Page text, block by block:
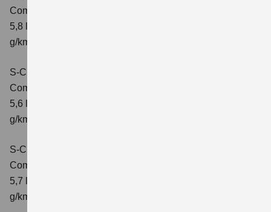
Comfort
5,8 l/100 km; kombinierter Wert der CO2-Emission: 132
g/km; CO2-Klasse: D
S-Cross 1.4 BOOSTERJET HYBRID ALLGRIP
Comfort
5,6 l/100 km; kombinierter Wert der CO2-Emission: 131
g/km; CO2-Klasse: D
S-Cross 1.4 BOOSTERJET HYBRID ALLGRIP
Comfort+
5,7 l/100 km; kombinierter Wert der CO2-Emission: 131
g/km; CO2-Klasse: D